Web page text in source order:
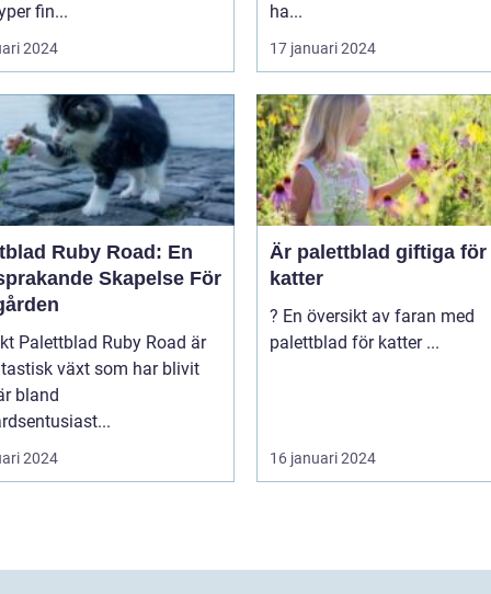
fin...
2024
ha...
17 januari 2024
Ruby Road: En
Skapelse För
är
växt som har blivit
bland
2024
Är palettblad giftiga för
katter
? En översikt av faran med
palettblad för katter ...
16 januari 2024